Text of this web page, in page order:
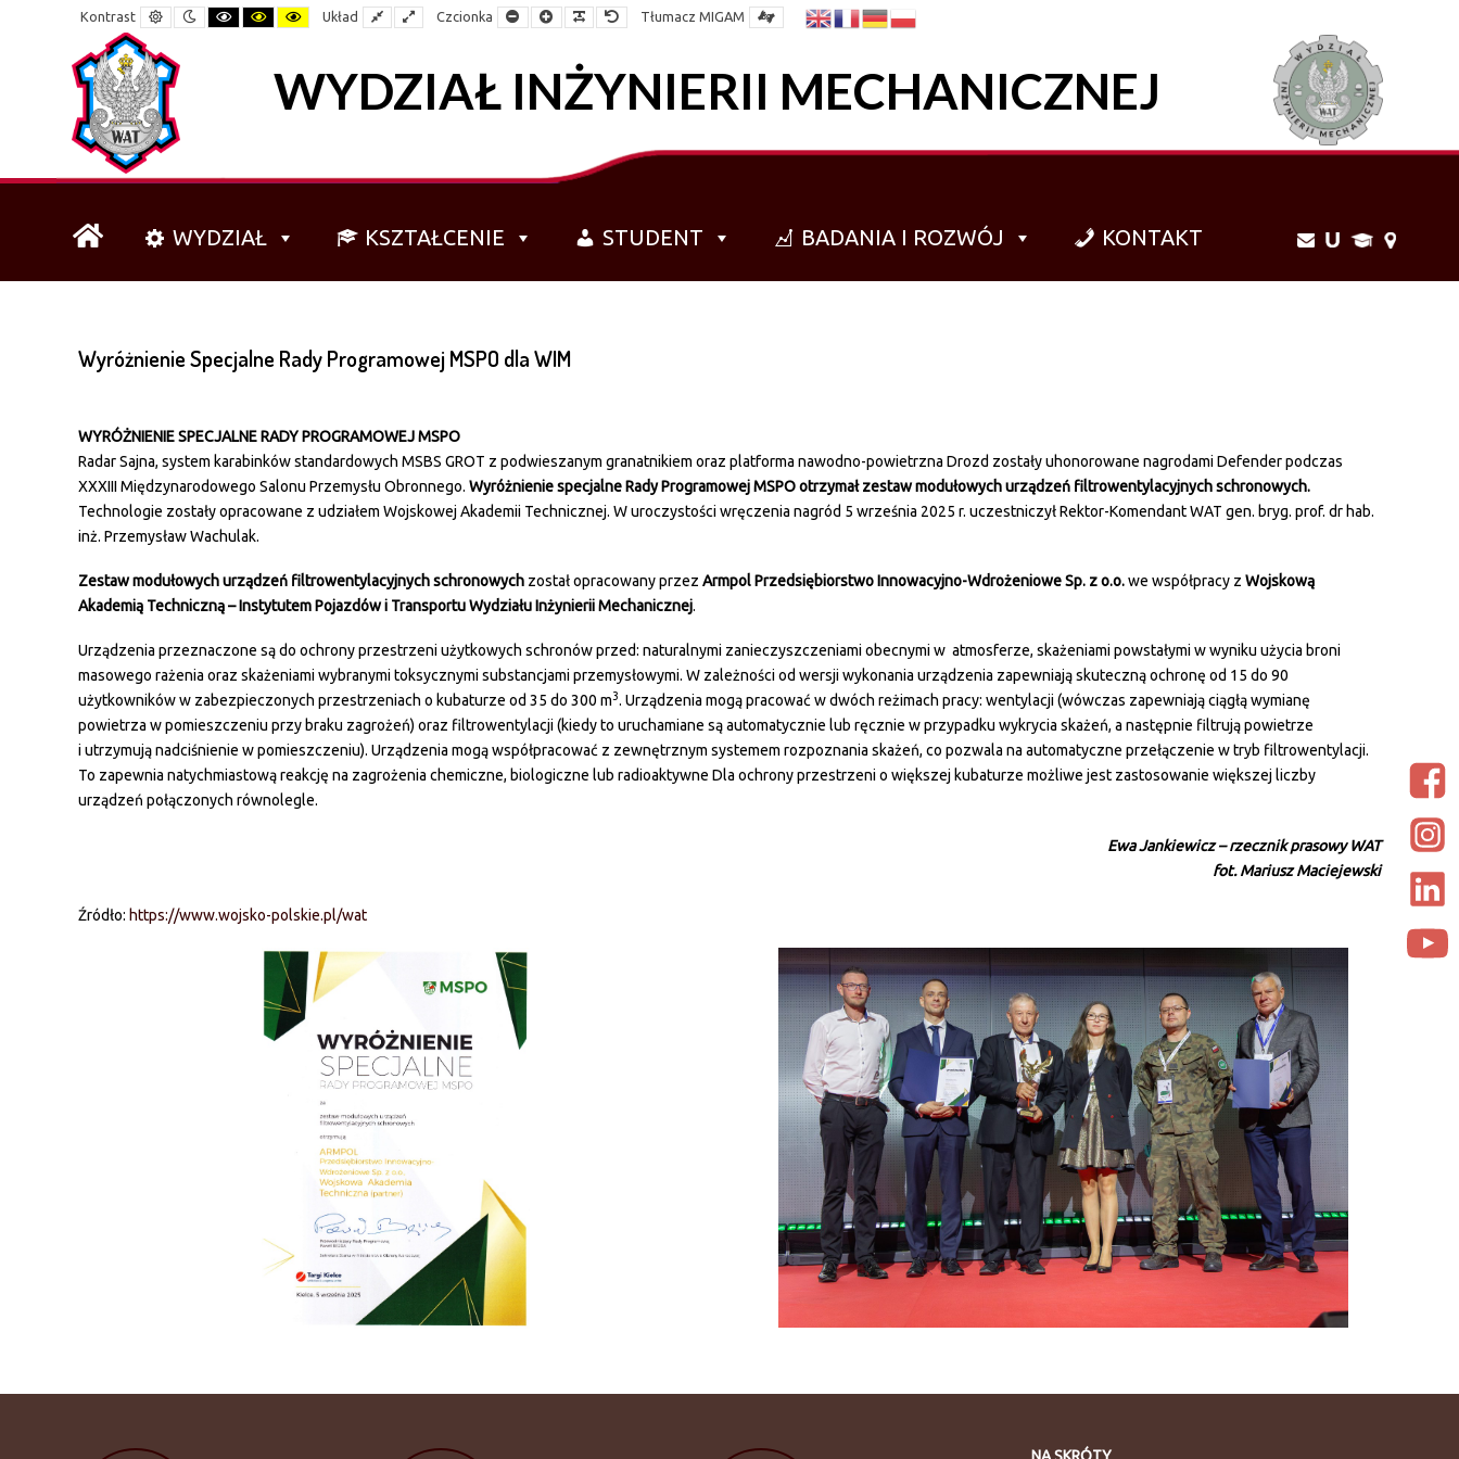
WIM
Kontrast
Tryb
dzienny
Tryb
nocny
Czarno-
biały
Czarno-
żółty
Żółto-
czarny
Układ DomyślnySzeroki
Czcionka
Mniejsza
czcionka
Większa
czcionka
Czytelna
czcionka
Domyślna
czcionka
Tłumacz MIGAM
WYDZIAŁ INŻYNIERII MECHANICZNEJ
WYDZIAŁ KSZTAŁCENIE STUDENT BADANIA I ROZWÓJ KONTAKT
Wyróżnienie Specjalne Rady Programowej MSPO dla WIM
WYRÓŻNIENIE SPECJALNE RADY PROGRAMOWEJ MSPO
Radar Sajna, system karabinków standardowych MSBS GROT z podwieszanym granatnikiem oraz platforma nawodno-powietrzna Drozd zostały uhonorowane nagrodami Defender podczas
XXXIII Międzynarodowego Salonu Przemysłu Obronnego. Wyróżnienie specjalne Rady Programowej MSPO otrzymał zestaw modułowych urządzeń filtrowentylacyjnych schronowych.
Technologie zostały opracowane z udziałem Wojskowej Akademii Technicznej. W uroczystości wręczenia nagród 5 września 2025 r. uczestniczył Rektor-Komendant WAT gen. bryg. prof. dr hab.
inż. Przemysław Wachulak.
Zestaw modułowych urządzeń filtrowentylacyjnych schronowych został opracowany przez Armpol Przedsiębiorstwo Innowacyjno-Wdrożeniowe Sp. z o.o.we współpracy z Wojskową
Akademią Techniczną – Instytutem Pojazdów i Transportu Wydziału Inżynierii Mechanicznej.
Urządzenia przeznaczone są do ochrony przestrzeni użytkowych schronów przed: naturalnymi zanieczyszczeniami obecnymi w atmosferze, skażeniami powstałymi w wyniku użycia broni
masowego rażenia oraz skażeniami wybranymi toksycznymi substancjami przemysłowymi. W zależności od wersji wykonania urządzenia zapewniają skuteczną ochronę od 15 do 90
użytkowników w zabezpieczonych przestrzeniach o kubaturze od 35 do 300 m3. Urządzenia mogą pracować w dwóch reżimach pracy: wentylacji (wówczas zapewniają ciągłą wymianę
powietrza w pomieszczeniu przy braku zagrożeń) oraz filtrowentylacji (kiedy to uruchamiane są automatycznie lub ręcznie w przypadku wykrycia skażeń, a następnie filtrują powietrze
i utrzymują nadciśnienie w pomieszczeniu). Urządzenia mogą współpracować z zewnętrznym systemem rozpoznania skażeń, co pozwala na automatyczne przełączenie w tryb filtrowentylacji.
To zapewnia natychmiastową reakcję na zagrożenia chemiczne, biologiczne lub radioaktywne Dla ochrony przestrzeni o większej kubaturze możliwe jest zastosowanie większej liczby
urządzeń połączonych równolegle.
Ewa Jankiewicz –rzecznik prasowy WAT
fot. Mariusz Maciejewski
Źródło: https://www.wojsko-polskie.pl/wat
NA SKRÓTY